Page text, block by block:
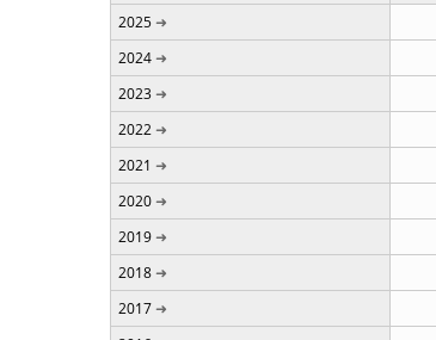
2025
2024
2023
2022
2021
2020
2019
2018
2017